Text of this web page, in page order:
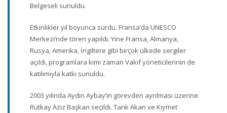
Belgeseli sunuldu.
Etkinlikler yıl boyunca sürdü. Fransa’da UNESCO
Merkezi’nde tören yapıldı. Yine Fransa, Almanya,
Rusya, Amerika, İngiltere gibi birçok ülkede sergiler
açıldı, programlara kimi zaman Vakıf yöneticilerinin de
katılımıyla katkı sunuldu.
2003 yılında Aydın Aybay’ın görevden ayrılması üzerine
Rutkay Aziz Başkan seçildi. Tarık Akan ve Kıymet